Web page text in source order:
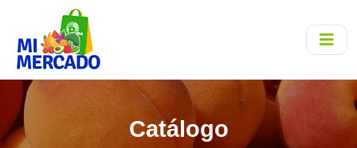
Catálogo